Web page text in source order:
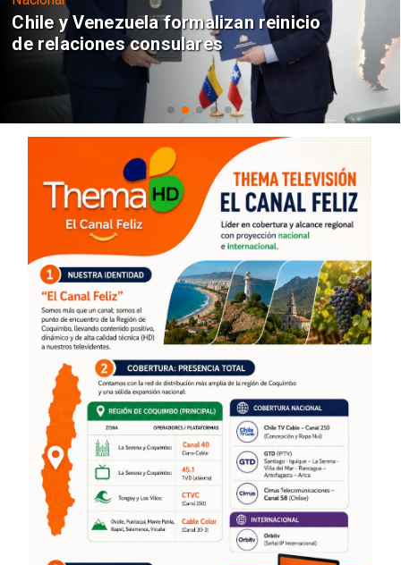
Chile y Venezuela formalizan reinicio
de relaciones consulares